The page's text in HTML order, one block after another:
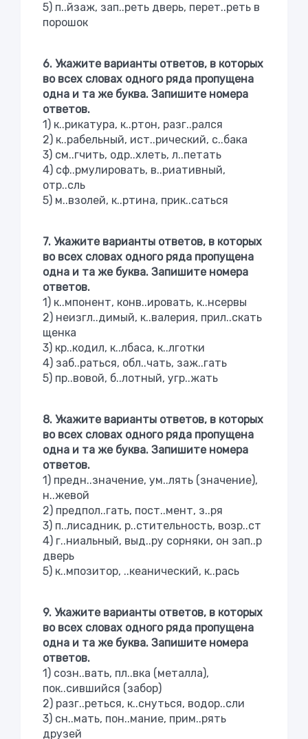
5) п..йзаж, зап..реть дверь, перет..реть в
порошок
6. Укажите варианты ответов, в которых
во всех словах одного ряда пропущена
одна и та же буква. Запишите номера
ответов.
1) к..рикатура, к..ртон, разг..рался
2) к..рабельный, ист..рический, с..бака
3) см..гчить, одр..хлеть, л..петать
4) сф..рмулировать, в..риативный,
отр..сль
5) м..взолей, к..ртина, прик..саться
7. Укажите варианты ответов, в которых
во всех словах одного ряда пропущена
одна и та же буква. Запишите номера
ответов.
1) к..мпонент, конв..ировать, к..нсервы
2) неизгл..димый, к..валерия, прил..скать
щенка
3) кр..кодил, к..лбаса, к..лготки
4) заб..раться, обл..чать, заж..гать
5) пр..вовой, б..лотный, угр..жать
8. Укажите варианты ответов, в которых
во всех словах одного ряда пропущена
одна и та же буква. Запишите номера
ответов.
1) предн..значение, ум..лять (значение),
н..жевой
2) предпол..гать, пост..мент, з..ря
3) п..лисадник, р..стительность, возр..ст
4) г..ниальный, выд..ру сорняки, он зап..р
дверь
5) к..мпозитор, ..кеанический, к..рась
9. Укажите варианты ответов, в которых
во всех словах одного ряда пропущена
одна и та же буква. Запишите номера
ответов.
1) созн..вать, пл..вка (металла),
пок..сившийся (забор)
2) разг..реться, к..снуться, водор..сли
3) сн..мать, пон..мание, прим..рять
друзей